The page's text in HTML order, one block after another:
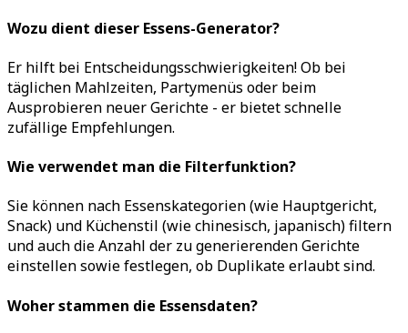
Wozu dient dieser Essens-Generator?
Er hilft bei Entscheidungsschwierigkeiten! Ob bei
täglichen Mahlzeiten, Partymenüs oder beim
Ausprobieren neuer Gerichte - er bietet schnelle
zufällige Empfehlungen.
Wie verwendet man die Filterfunktion?
Sie können nach Essenskategorien (wie Hauptgericht,
Snack) und Küchenstil (wie chinesisch, japanisch) filtern
und auch die Anzahl der zu generierenden Gerichte
einstellen sowie festlegen, ob Duplikate erlaubt sind.
Woher stammen die Essensdaten?